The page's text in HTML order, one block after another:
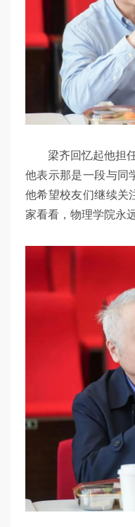
梁齐回忆起他担
他表示那是一段与同
他希望校友们继续关
家看看，物理学院永